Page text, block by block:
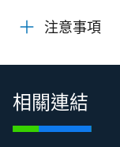
注意事項
相關連結